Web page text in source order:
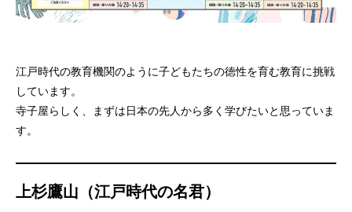
江戸時代の教育機関のように子どもたちの徳性を育む教育に挑戦
しています。
寺子屋らしく、まずは日本の先人から多く学びたいと思っていま
す。
上杉鷹山（江戸時代の名君）